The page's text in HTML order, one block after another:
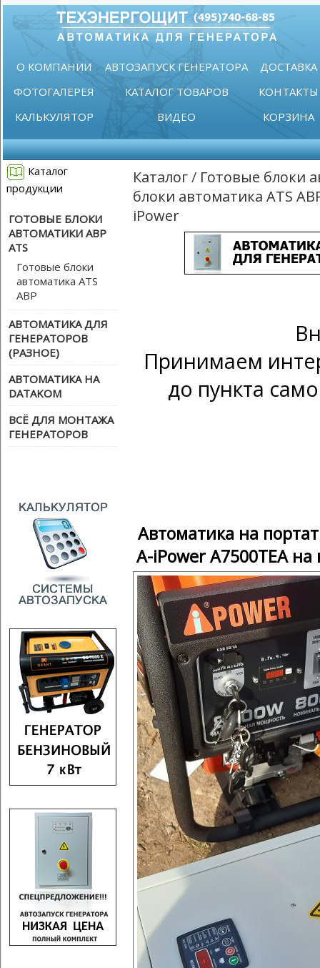
О КОМПАНИИ АВТОЗАПУСК ГЕНЕРАТОРА
ДОСТАВКА
ФОТОГАЛЕРЕЯ
КАТАЛОГ ТОВАРОВ
КОНТАКТЫ
КАЛЬКУЛЯТОР
ВИДЕО КОРЗИНА
Каталог
продукции
ГОТОВЫЕ БЛОКИ
АВТОМАТИКИ АВР
ATS
Готовые блоки
автоматика ATS
АВР
АВТОМАТИКА ДЛЯ
ГЕНЕРАТОРОВ
(РАЗНОЕ)
АВТОМАТИКА НА
DATAKOM
ВСЁ ДЛЯ МОНТАЖА
ГЕНЕРАТОРОВ
Каталог/ Готовые блоки
блоки автоматика ATS
iPower
Принимаем
до пункта
Автоматика на
A-iPower A7500TEA